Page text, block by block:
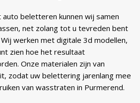
beletteren kunnen wij samen
net zolang tot u tevreden bent
werken met digitale 3d modellen,
zien hoe het resultaat
Onze materialen zijn van
zodat uw belettering jarenlang mee
van wasstraten in Purmerend.